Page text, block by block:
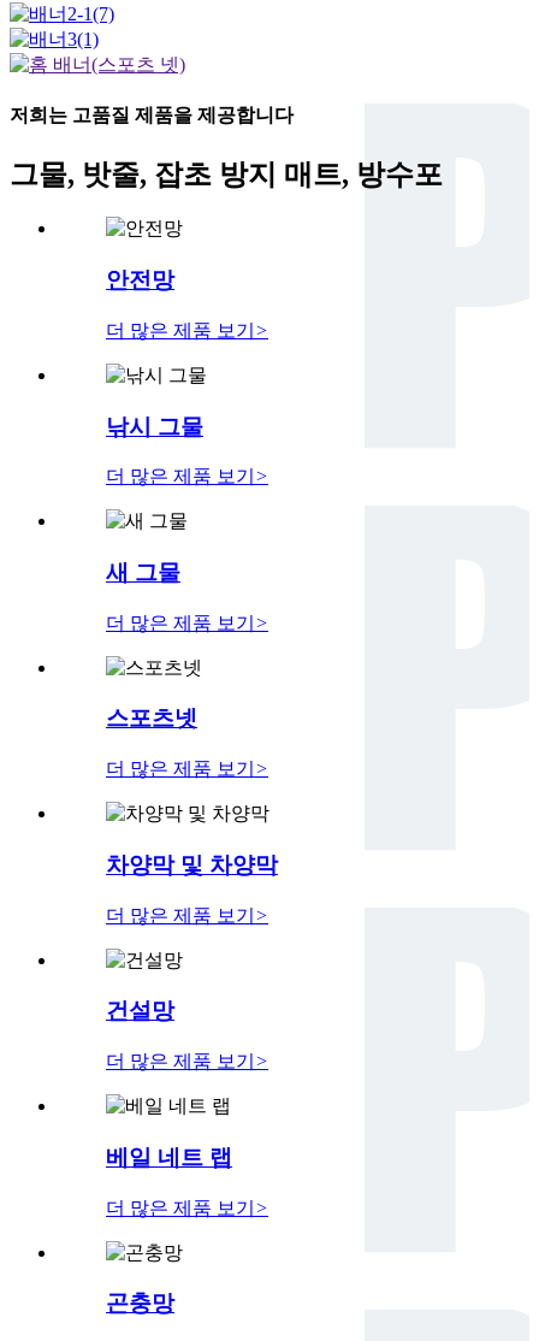
저희는 고품질 제품을 제공합니다
그물, 밧줄, 잡초 방지 매트, 방수포
안전망
더 많은 제품 보기 >
낚시 그물
더 많은 제품 보기 >
새 그물
더 많은 제품 보기 >
스포츠넷
더 많은 제품 보기 >
차양막 및 차양막
더 많은 제품 보기 >
건설망
더 많은 제품 보기 >
베일 네트 랩
더 많은 제품 보기 >
곤충망